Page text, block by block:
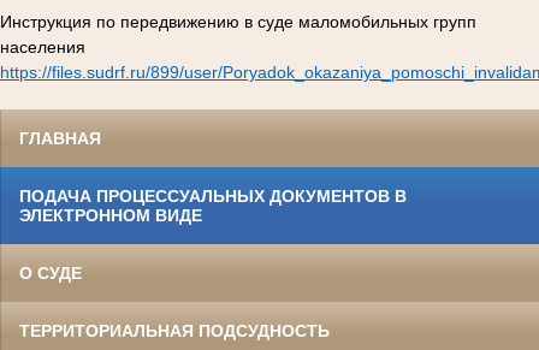
Инструкция по передвижению в суде маломобильных групп
населения
https://files.sudrf.ru/899/user/
ГЛАВНАЯ
ПОДАЧА ПРОЦЕССУАЛЬНЫХ ДОКУМЕНТОВ В
ЭЛЕКТРОННОМ ВИДЕ
О СУДЕ
ТЕРРИТОРИАЛЬНАЯ ПОДСУДНОСТЬ